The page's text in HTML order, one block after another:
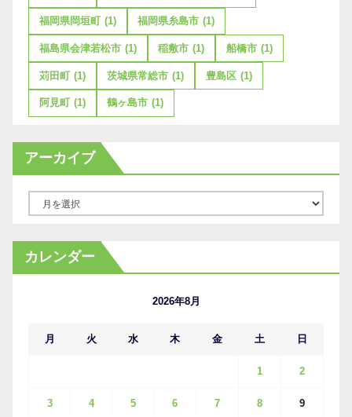
福岡県岡垣町 (1) 福岡県糸島市 (1)
福島県会津若松市 (1) 稲敷市 (1) 船橋市 (1)
苅田町 (1) 茨城県常総市 (1) 豊島区 (1)
阿見町 (1) 鶴ヶ島市 (1)
アーカイブ
カ
イ
カレンダー
2026年8月
月 火 水 木 金 土 日
1 2
3 4 5 6 7 8 9